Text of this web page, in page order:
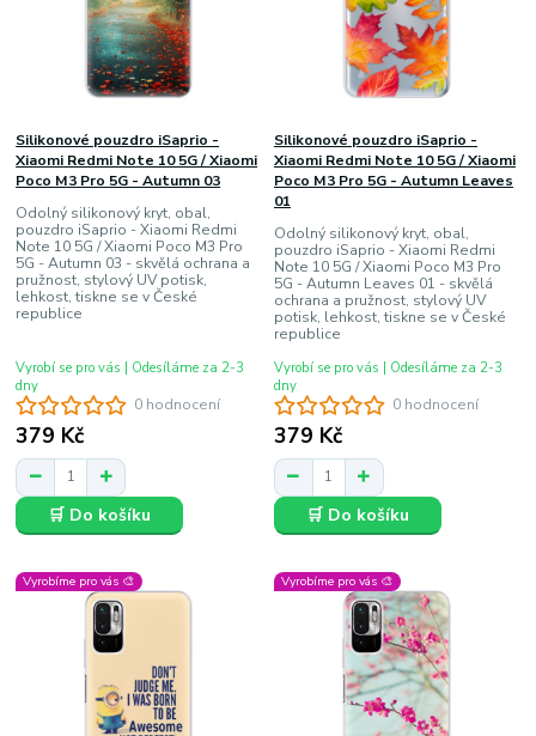
0 hodnocení
Silikonové pouzdro iSaprio -
Xiaomi Redmi Note 10 5G / Xiaomi
Poco M3 Pro 5G - Autumn 03
Odolný silikonový kryt, obal,
pouzdro iSaprio - Xiaomi Redmi
Note 10 5G / Xiaomi Poco M3 Pro
5G - Autumn 03 - skvělá ochrana a
pružnost, stylový UV potisk,
lehkost, tiskne se v České
republice
379 Kč
Vyrobí se pro vás | Odesíláme za 2-3
dny
🛒 Do košíku
0 hodnocení
Silikonové pouzdro iSaprio -
Xiaomi Redmi Note 10 5G / Xiaomi
Poco M3 Pro 5G - Autumn Leaves
01
Odolný silikonový kryt, obal,
pouzdro iSaprio - Xiaomi Redmi
Note 10 5G / Xiaomi Poco M3 Pro
5G - Autumn Leaves 01 - skvělá
ochrana a pružnost, stylový UV
potisk, lehkost, tiskne se v České
republice
379 Kč
Vyrobí se pro vás | Odesíláme za 2-3
dny
🛒 Do košíku
Vyrobíme pro vás 🎨 Vyrobíme pro vás 🎨